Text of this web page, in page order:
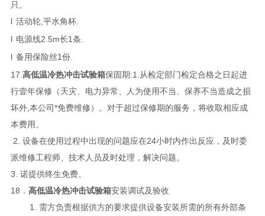
只。
l 活动轮,平水角杯.
l 电源线2.5m长1条.
l 备用保险丝1份.
17. 高低温冷热冲击试验箱保固期:1.从检定部门检定合格之日起进
行壹年保修（天灾、电力异常、人为使用不当、保养不当造成之损
坏外,本公司*免费维修）。对于超过保修期的服务，将收取相应成
本费用。
2. 设备在使用过程中出现的问题应在24小时内作出反应，及时委
派维修工程师、技术人员及时处理，解决问题。
3. 诺提供终生免费。
18． 高低温冷热冲击试验箱安装调试及验收
1. 需方负责根据供方的要求提供设备安装所需的所有外部条